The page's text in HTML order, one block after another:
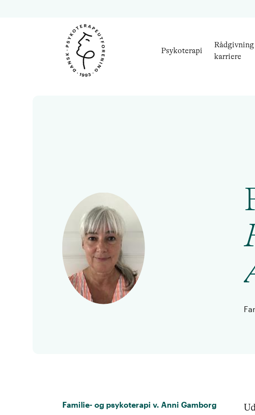
Psykoterapi
Rådgivning
karriere
Familie- og psykoterapi v. Anni Gamborg